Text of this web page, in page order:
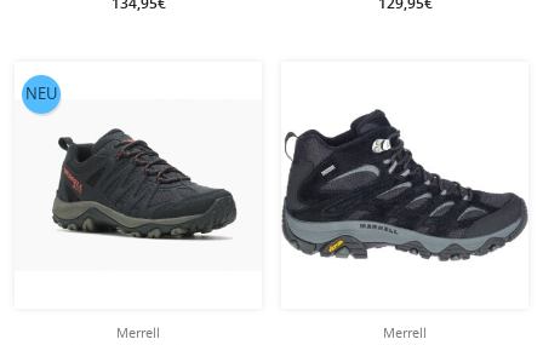
Merrell
NEU
Merrell